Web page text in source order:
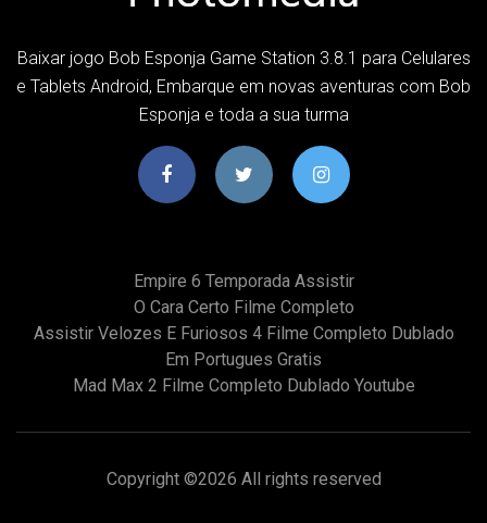
Baixar jogo Bob Esponja Game Station 3.8.1 para Celulares
e Tablets Android, Embarque em novas aventuras com Bob
Esponja e toda a sua turma
Empire 6 Temporada Assistir
O Cara Certo Filme Completo
Assistir Velozes E Furiosos 4 Filme Completo Dublado
Em Portugues Gratis
Mad Max 2 Filme Completo Dublado Youtube
Copyright ©2026 All rights reserved